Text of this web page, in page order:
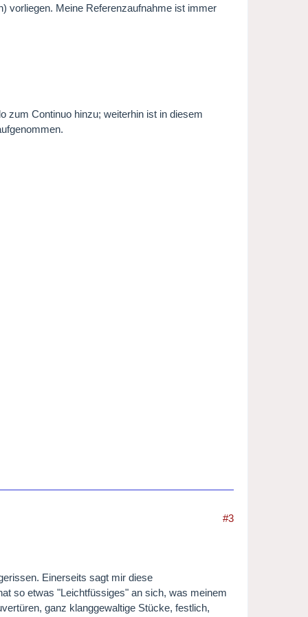
vorliegen. Meine Referenzaufnahme ist immer
zum Continuo hinzu; weiterhin ist in diesem
#3
Einerseits sagt mir diese
so etwas "Leichtfüssiges" an sich, was meinem
ganz klanggewaltige Stücke, festlich,